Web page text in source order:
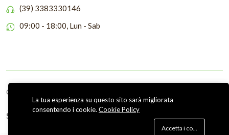
(39) 3383330146
09:00 - 18:00, Lun - Sab
Copyright © 2026 Bestnatural
Seguici su
La tua esperienza su questo sito sarà migliorata
consentendo i cookie. Cookie Policy
Accetta i cookie